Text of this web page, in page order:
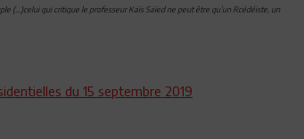
(...)celui qui critique le professeur Kaïs Saïed ne peut être qu’un Rcédéiste, un
du 15 septembre 2019